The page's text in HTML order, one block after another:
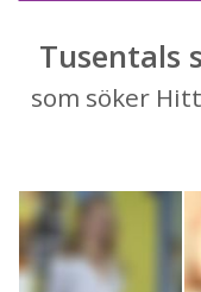
Tusentals
som söker